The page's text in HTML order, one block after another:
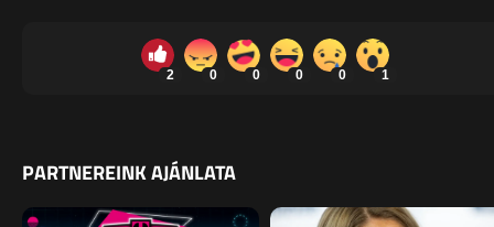
2 0 0 0 0 1
PARTNEREINK AJÁNLATA